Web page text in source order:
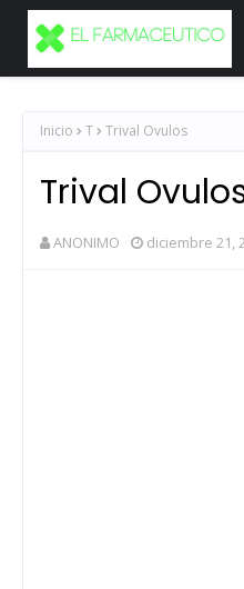
Inicio T Trival Ovulos
Trival
ANONIMO diciembre 21,